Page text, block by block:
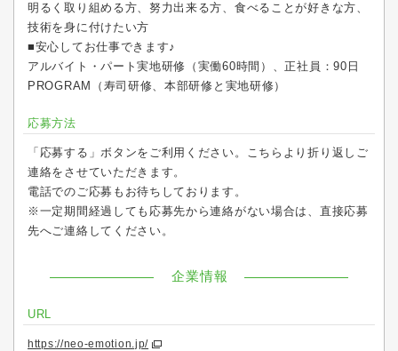
明るく取り組める方、努力出来る方、食べることが好きな方、
技術を身に付けたい方
■安心してお仕事できます♪
アルバイト・パート実地研修（実働60時間）、正社員：90日
PROGRAM（寿司研修、本部研修と実地研修）
応募方法
「応募する」ボタンをご利用ください。こちらより折り返しご
連絡をさせていただきます。
電話でのご応募もお待ちしております。
※一定期間経過しても応募先から連絡がない場合は、直接応募
先へご連絡してください。
企業情報
URL
https://neo-emotion.jp/